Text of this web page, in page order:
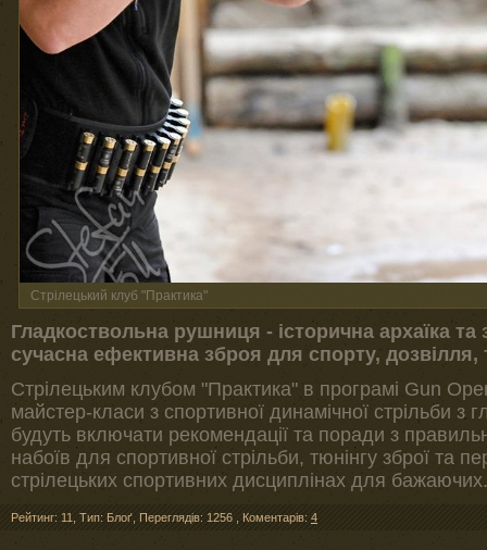
Стрілецький клуб "Практика"
Гладкоствольна рушниця - історична архаїка
сучасна ефективна зброя для спорту,
Стрілецьким клубом "Практика" в програмі Gun
майстер-класи з спортивної динамічної стрільби з
будуть включати рекомендації та поради з
набоїв для спортивної стрільби, тюнінгу зброї та
стрілецьких спортивних дисциплінах для бажаючих.
Рейтинг: 11 Тип: Блоґ Переглядів: 1256 Коментарів: 4